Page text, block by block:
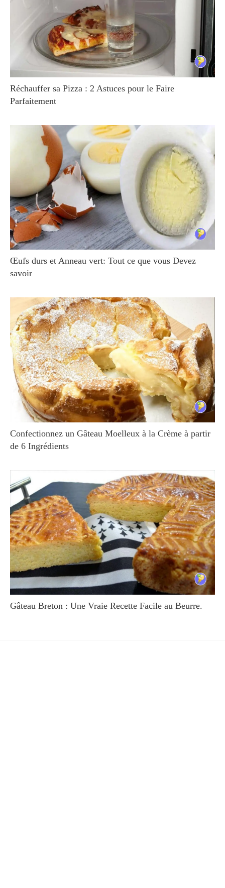
Réchauffer sa Pizza : 2 Astuces pour le Faire
Parfaitement
Œufs durs et Anneau vert: Tout ce que vous Devez
savoir
Confectionnez un Gâteau Moelleux à la Crème à partir
de 6 Ingrédients
Gâteau Breton : Une Vraie Recette Facile au Beurre.